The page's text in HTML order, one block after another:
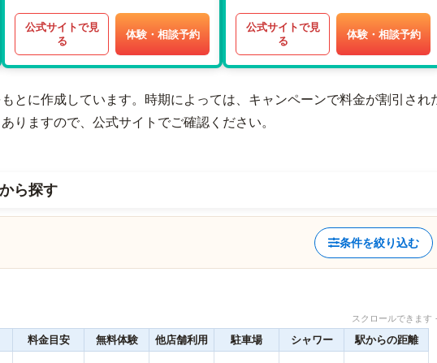
公式サイトで見
る
体験・相談予約
公式サイトで見
る
体験・相談予約
とに作成しています。時期によっては、キャンペーンで料金が割引され
りますので、公式サイトでご確認ください。
ら探す
条件を絞り込む
スクロールできま
料金目安 無料体験 他店舗利用 駐車場 シャワー 駅からの距離